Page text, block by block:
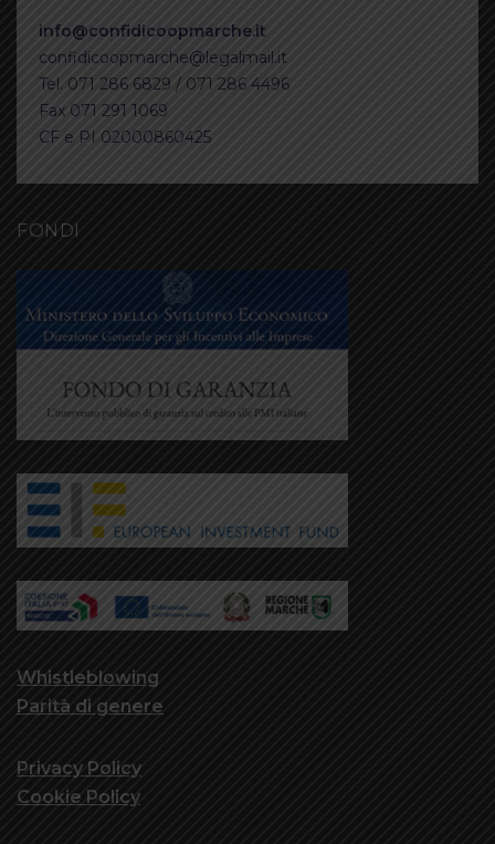
info@confidicoopmarche.it
confidicoopmarche@legalmail.it
Tel. 071 286 6829 / 071 286 4496
Fax 071 291 1069
CF e PI 02000860425
FONDI
Whistleblowing
Parità di genere
Privacy Policy
Cookie Policy